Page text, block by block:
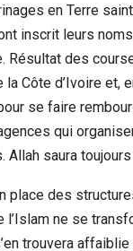
en Terre
inscrit leurs
Résultat des
Côte d’Ivoire et,
se faire
qui
Allah saura
place des
l’Islam ne se
trouvera affaiblie